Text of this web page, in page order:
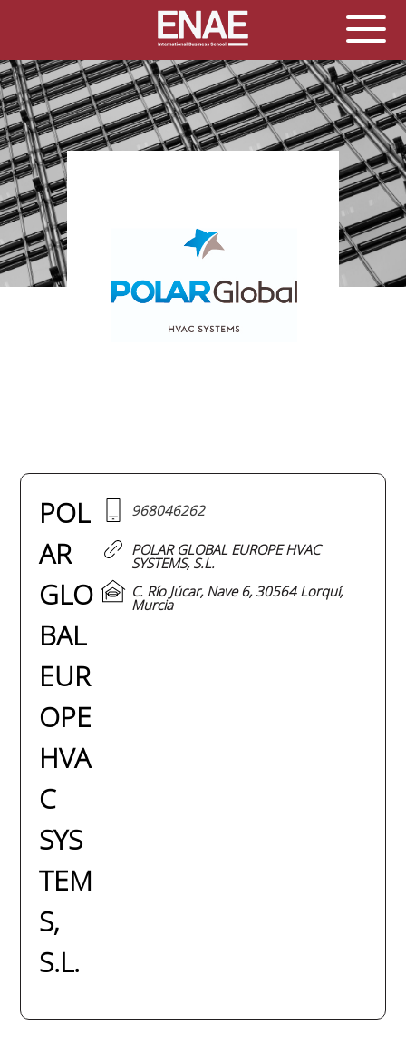
POL
AR
GLO
BAL
EUR
OPE
HVA
C
SYS
TEM
S,
S.L.
968046262
POLAR GLOBAL EUROPE HVAC
SYSTEMS, S.L.
C. Río Júcar, Nave 6, 30564 Lorquí,
Murcia